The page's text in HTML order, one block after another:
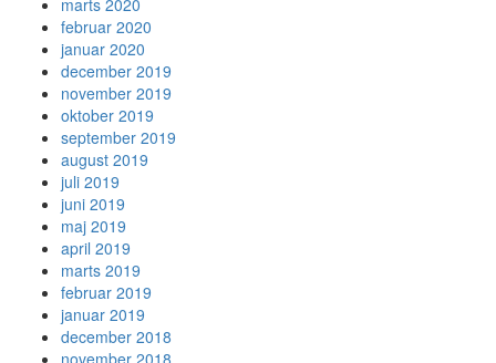
marts 2020
februar 2020
januar 2020
december 2019
november 2019
oktober 2019
september 2019
august 2019
juli 2019
juni 2019
maj 2019
april 2019
marts 2019
februar 2019
januar 2019
december 2018
november 2018